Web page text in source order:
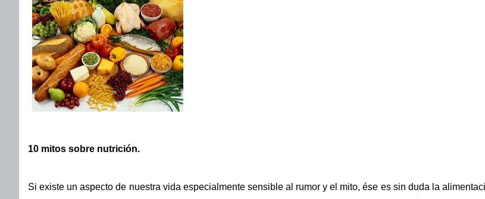
10 mitos sobre nutrición.
Si existe un aspecto de nuestra vida especialmente sensible al rumor y el mito, ése es sin duda la